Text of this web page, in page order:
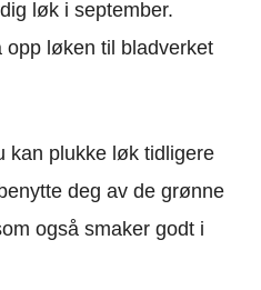
løk i september.
opp løken til bladverket
kan plukke løk tidligere
deg av de grønne
også smaker godt i